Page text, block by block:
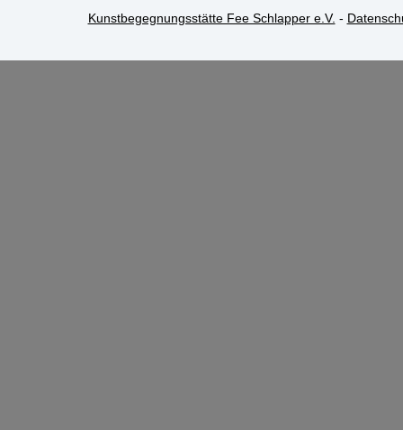
Kunstbegegnungsstätte Fee Schlapper e.V. -